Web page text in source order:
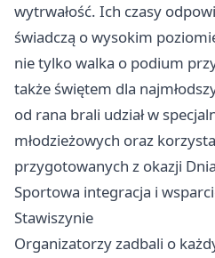
wytrwałość. Ich czasy
świadczą o wysokim
nie tylko walka o podium
także świętem dla
od rana brali udział w
młodzieżowych oraz
przygotowanych z okazji
Sportowa integracja i
Stawiszynie
Organizatorzy zadbali o